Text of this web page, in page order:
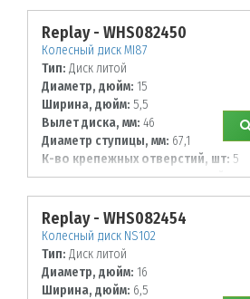
114,3
Replay - WHS082450
Колесный диск MI87
Тип: Диск литой
Диаметр, дюйм: 15
Ширина, дюйм: 5,5
Вылет диска, мм: 46
Диаметр ступицы, мм: 67,1
К-во крепежных отверстий, шт: 5
Диаметр располож. отверстий, мм:
114,3
Replay - WHS082454
Колесный диск NS102
Тип: Диск литой
Диаметр, дюйм: 16
Ширина, дюйм: 6,5